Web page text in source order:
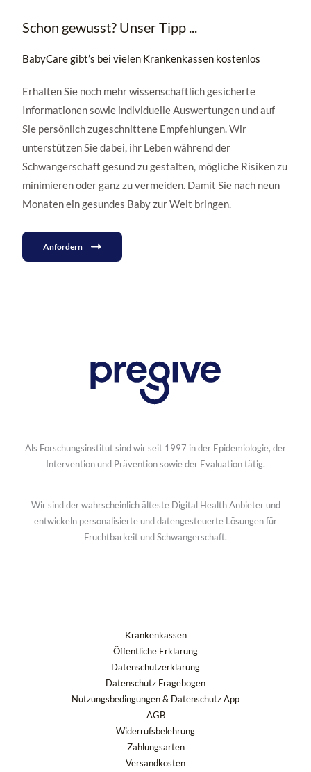
Schon gewusst? Unser Tipp ...
BabyCare gibt’s bei vielen Krankenkassen kostenlos
Erhalten Sie noch mehr wissenschaftlich gesicherte
Informationen sowie individuelle Auswertungen und auf
Sie persönlich zugeschnittene Empfehlungen. Wir
unterstützen Sie dabei, ihr Leben während der
Schwangerschaft gesund zu gestalten, mögliche Risiken zu
minimieren oder ganz zu vermeiden. Damit Sie nach neun
Monaten ein gesundes Baby zur Welt bringen.
Anfordern
Als Forschungsinstitut sind wir seit 1997 in der Epidemiologie, der
Intervention und Prävention sowie der Evaluation tätig.
Wir sind der wahrscheinlich älteste Digital Health Anbieter und
entwickeln personalisierte und datengesteuerte Lösungen für
Fruchtbarkeit und Schwangerschaft.
Krankenkassen
Öffentliche Erklärung
Datenschutzerklärung
Datenschutz Fragebogen
Nutzungsbedingungen & Datenschutz App
AGB
Widerrufsbelehrung
Zahlungsarten
Versandkosten